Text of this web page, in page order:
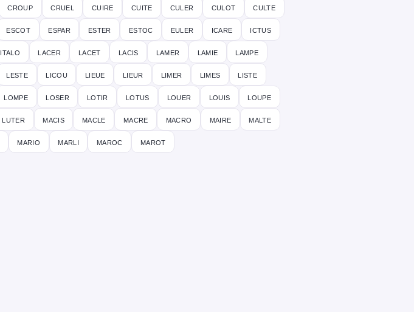
croup cruel cuire cuite culer culot culte
escot espar ester estoc euler icare ictus
italo lacer lacet lacis lamer lamie lampe
leste licou lieue lieur limer limes liste
lompe loser lotir lotus louer louis loupe
luter macis macle macre macro maire malte
mario marli maroc marot